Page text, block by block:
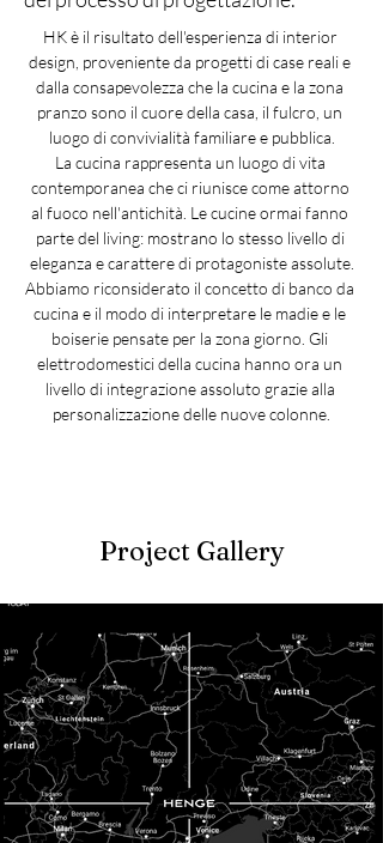
HK è il risultato dell'esperienza di interior
design, proveniente da progetti di case reali e
dalla consapevolezza che la cucina e la zona
pranzo sono il cuore della casa, il fulcro, un
luogo di convivialità familiare e pubblica.
La cucina rappresenta un luogo di vita
contemporanea che ci riunisce come attorno
al fuoco nell'antichità. Le cucine ormai fanno
parte del living: mostrano lo stesso livello di
eleganza e carattere di protagoniste assolute.
Abbiamo riconsiderato il concetto di banco da
cucina e il modo di interpretare le madie e le
boiserie pensate per la zona giorno. Gli
elettrodomestici della cucina hanno ora un
livello di integrazione assoluto grazie alla
personalizzazione delle nuove colonne.
Project Gallery